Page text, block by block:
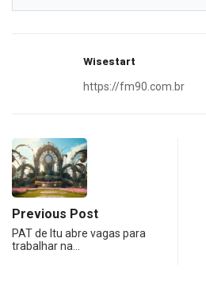
Wisestart
https://fm90.com.br
Previous Post
PAT de Itu abre vagas para
trabalhar na…